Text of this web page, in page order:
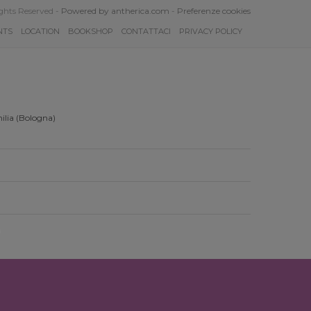
Reserved - Powered by antherica.com - Preferenze cookies
LOCATION BOOKSHOP CONTATTACI PRIVACY POLICY
(Bologna)